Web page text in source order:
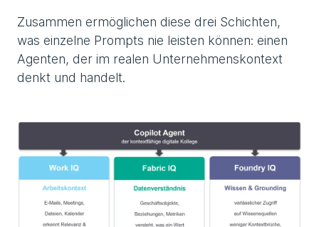
Zusammen ermöglichen diese drei Schichten,
was einzelne Prompts nie leisten können: einen
Agenten, der im realen Unternehmenskontext
denkt und handelt.